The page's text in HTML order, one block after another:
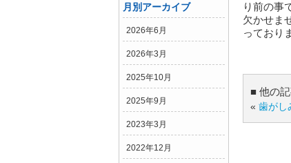
月別アーカイブ
2026年6月
2026年3月
2025年10月
2025年9月
2023年3月
2022年12月
り前の事
欠かせま
っており
■ 他の
« 歯が